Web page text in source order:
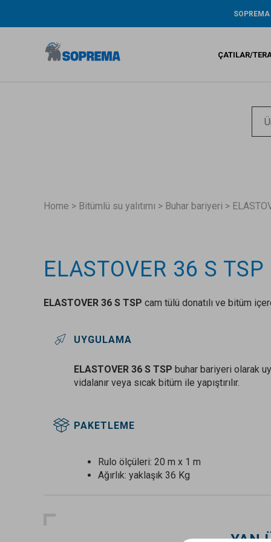
ÇEVRE /
GARANTİ
ÇATILAR/
Bitümlü
Sıvı su
Sentetik
Home > Bitümlü su yalıtımı > Buhar bariyeri >
ELASTOVER 36 S TSP
ELASTOVER 36 S TSP cam tülü donatılı ve bitüm
UYGULAMA
ELASTOVER 36 S TSP buhar bariyeri olarak
vidalanır veya sıcak bitüm ile yapıştırılır.
PAKETLEME
Rulo ölçüleri: 20 m x 1 m
Ağırlık: yaklaşık 36 Kg